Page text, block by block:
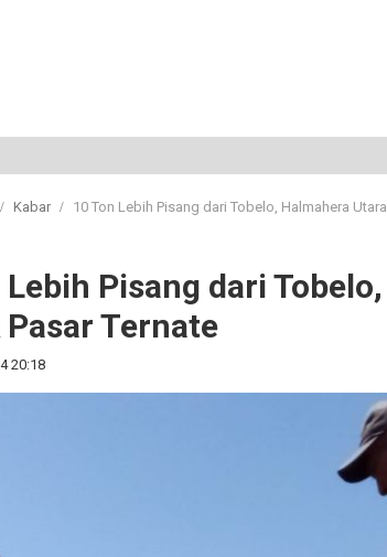
Kabar 10 Ton Lebih Pisang dari Tobelo, Halmahera
Lebih Pisang dari
Ternate
20:18